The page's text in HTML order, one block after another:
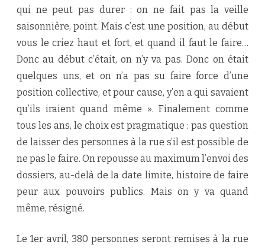
qui ne peut pas durer : on ne fait pas la veille
saisonnière, point. Mais c’est une position, au début
vous le criez haut et fort, et quand il faut le faire…
Donc au début c’était, on n’y va pas. Donc on était
quelques uns, et on n’a pas su faire force d’une
position collective, et pour cause, y’en a qui savaient
qu’ils iraient quand même ». Finalement comme
tous les ans, le choix est pragmatique : pas question
de laisser des personnes à la rue s’il est possible de
ne pas le faire. On repousse au maximum l’envoi des
dossiers, au-delà de la date limite, histoire de faire
peur aux pouvoirs publics. Mais on y va quand
même, résigné.
Le 1er avril, 380 personnes seront remises à la rue